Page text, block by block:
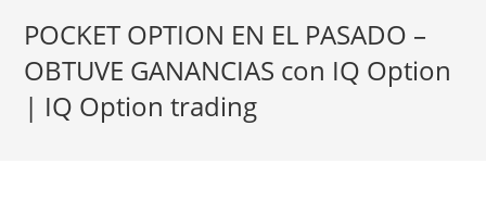
POCKET OPTION EN EL PASADO –
OBTUVE GANANCIAS con IQ Option
| IQ Option trading